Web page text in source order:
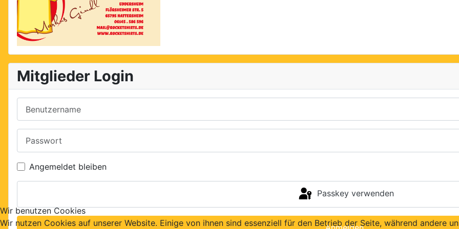
Mitglieder Login
Angemeldet bleiben
Passkey verwenden
Wir benutzen Cookies
Wir nutzen Cookies auf unserer Website. Einige von ihnen sind essenziell für den Betrieb der Seite, während andere